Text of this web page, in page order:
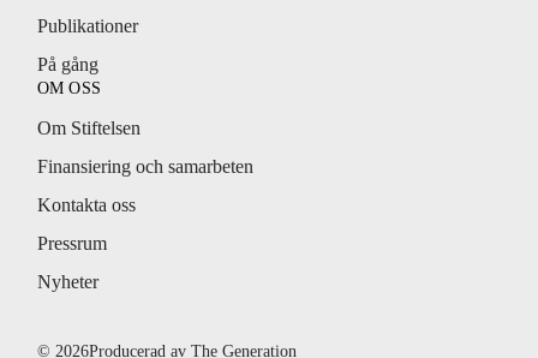
Publikationer
På gång
OM OSS
Om Stiftelsen
Finansiering och samarbeten
Kontakta oss
Pressrum
Nyheter
© 2026Producerad av The Generation